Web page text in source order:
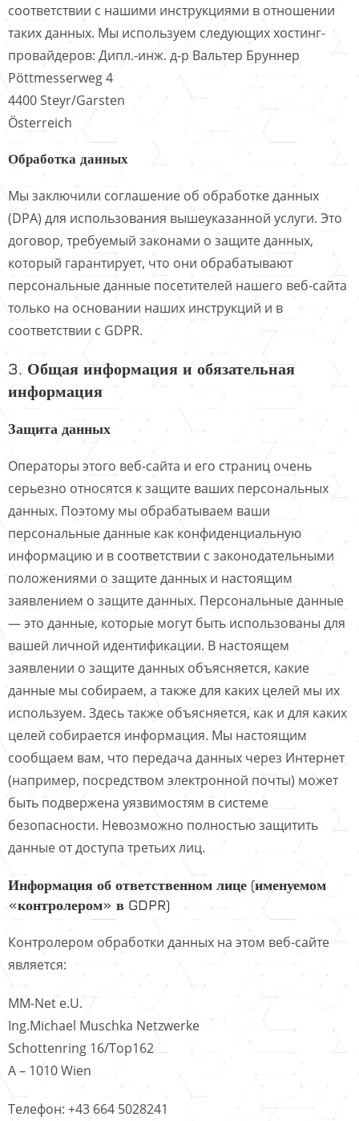
соответствии с нашими инструкциями в отношении
таких данных. Мы используем следующих хостинг-
провайдеров: Дипл.-инж. д-р Вальтер Бруннер
Pöttmesserweg 4
4400 Steyr/Garsten
Österreich
Обработка данных
Мы заключили соглашение об обработке данных
(DPA) для использования вышеуказанной услуги. Это
договор, требуемый законами о защите данных,
который гарантирует, что они обрабатывают
персональные данные посетителей нашего веб-сайта
только на основании наших инструкций и в
соответствии с GDPR.
3. Общая информация и обязательная
информация
Защита данных
Операторы этого веб-сайта и его страниц очень
серьезно относятся к защите ваших персональных
данных. Поэтому мы обрабатываем ваши
персональные данные как конфиденциальную
информацию и в соответствии с законодательными
положениями о защите данных и настоящим
заявлением о защите данных. Персональные данные
— это данные, которые могут быть использованы для
вашей личной идентификации. В настоящем
заявлении о защите данных объясняется, какие
данные мы собираем, а также для каких целей мы их
используем. Здесь также объясняется, как и для каких
целей собирается информация. Мы настоящим
сообщаем вам, что передача данных через Интернет
(например, посредством электронной почты) может
быть подвержена уязвимостям в системе
безопасности. Невозможно полностью защитить
данные от доступа третьих лиц.
Информация об ответственном лице (именуемом
«контролером» в GDPR)
Контролером обработки данных на этом веб-сайте
является:
MM-Net e.U.
Ing.Michael Muschka Netzwerke
Schottenring 16/Top162
A – 1010 Wien
Телефон: +43 664 5028241